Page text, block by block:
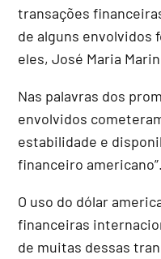
transações
de alguns envolvidos
eles, José Maria
Nas palavras dos
envolvidos
estabilidade e
financeiro americano”.
O uso do dólar
financeiras
de muitas dessas